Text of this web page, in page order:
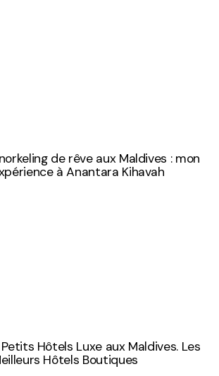
de rêve aux Maldives : mon
à Anantara Kihavah
Hôtels Luxe aux Maldives. Les
Hôtels Boutiques